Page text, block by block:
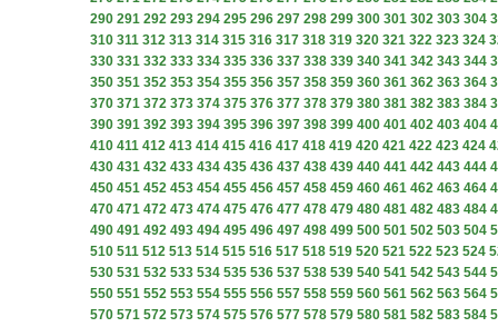
290 291 292 293 294 295 296 297 298 299 300 301 302 303 304
310 311 312 313 314 315 316 317 318 319 320 321 322 323 324
330 331 332 333 334 335 336 337 338 339 340 341 342 343 344
350 351 352 353 354 355 356 357 358 359 360 361 362 363 364
370 371 372 373 374 375 376 377 378 379 380 381 382 383 384
390 391 392 393 394 395 396 397 398 399 400 401 402 403 404
410 411 412 413 414 415 416 417 418 419 420 421 422 423 424
430 431 432 433 434 435 436 437 438 439 440 441 442 443 444
450 451 452 453 454 455 456 457 458 459 460 461 462 463 464
470 471 472 473 474 475 476 477 478 479 480 481 482 483 484
490 491 492 493 494 495 496 497 498 499 500 501 502 503 504
510 511 512 513 514 515 516 517 518 519 520 521 522 523 524
530 531 532 533 534 535 536 537 538 539 540 541 542 543 544
550 551 552 553 554 555 556 557 558 559 560 561 562 563 564
570 571 572 573 574 575 576 577 578 579 580 581 582 583 584